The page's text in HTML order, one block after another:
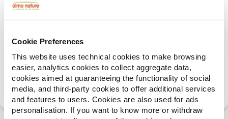
Cookie Preferences
This website uses technical cookies to make browsing
easier, analytics cookies to collect aggregate data,
cookies aimed at guaranteeing the functionality of social
media, and third-party cookies to offer additional services
and features to users. Cookies are also used for ads
personalisation. If you want to know more or withdraw